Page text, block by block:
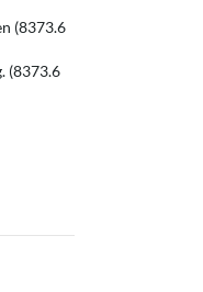
(8373.6
(8373.6